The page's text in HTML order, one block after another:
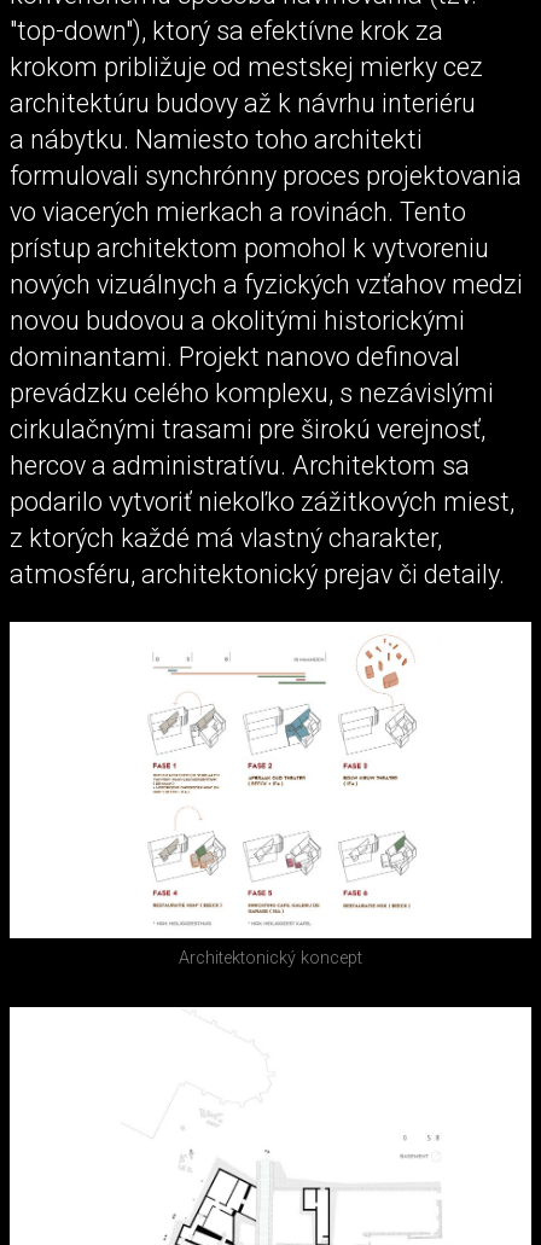
"top-down"), ktorý sa efektívne krok za
krokom približuje od mestskej mierky cez
architektúru budovy až k návrhu interiéru
a nábytku. Namiesto toho architekti
formulovali synchrónny proces projektovania
vo viacerých mierkach a rovinách. Tento
prístup architektom pomohol k vytvoreniu
nových vizuálnych a fyzických vzťahov medzi
novou budovou a okolitými historickými
dominantami. Projekt nanovo definoval
prevádzku celého komplexu, s nezávislými
cirkulačnými trasami pre širokú verejnosť,
hercov a administratívu. Architektom sa
podarilo vytvoriť niekoľko zážitkových miest,
z ktorých každé má vlastný charakter,
atmosféru, architektonický prejav či detaily.
Architektonický koncept